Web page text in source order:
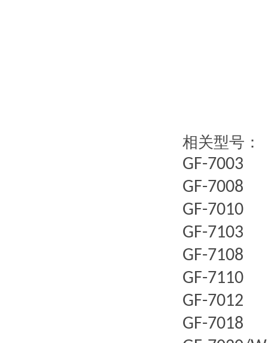
相关型号：
GF-7003
GF-7008
GF-7010
GF-7103
GF-7108
GF-7110
GF-7012
GF-7018